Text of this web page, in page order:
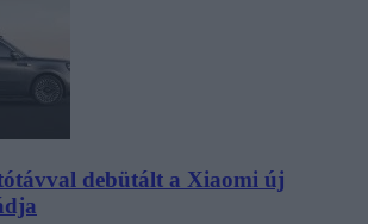
debütált a Xiaomi új